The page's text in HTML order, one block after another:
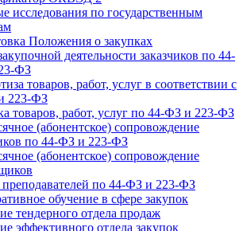
исследования по государственным
Положения о закупках
деятельности заказчиков по 44-
ФЗ
товаров, работ, услуг в соответствии с
223-ФЗ
товаров, работ, услуг по 44-ФЗ и 223-ФЗ
(абонентское) сопровождение
по 44-ФЗ и 223-ФЗ
(абонентское) сопровождение
преподавателей по 44-ФЗ и 223-ФЗ
обучение в сфере закупок
тендерного отдела продаж
эффективного отдела закупок